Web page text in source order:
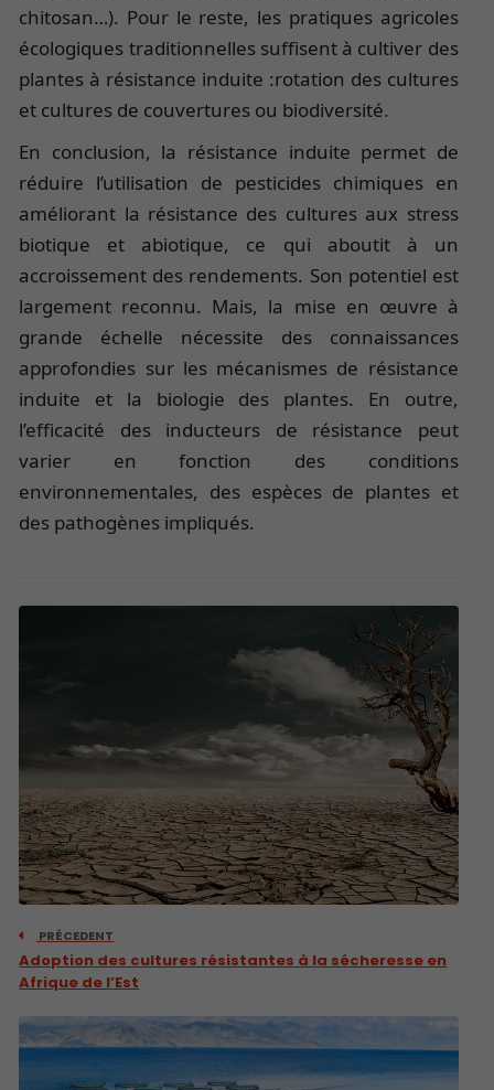
chitosan…). Pour le reste, les pratiques agricoles
écologiques traditionnelles suffisent à cultiver des
plantes à résistance induite :rotation des cultures
et cultures de couvertures ou biodiversité.
En conclusion, la résistance induite permet de
réduire l’utilisation de pesticides chimiques en
améliorant la résistance des cultures aux stress
biotique et abiotique, ce qui aboutit à un
accroissement des rendements. Son potentiel est
largement reconnu. Mais, la mise en œuvre à
grande échelle nécessite des connaissances
approfondies sur les mécanismes de résistance
induite et la biologie des plantes. En outre,
l’efficacité des inducteurs de résistance peut
varier en fonction des conditions
environnementales, des espèces de plantes et
des pathogènes impliqués.
PRÉCEDENT
Adoption des cultures résistantes à la sécheresse en
Afrique de l’Est